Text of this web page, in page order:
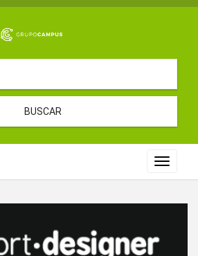
BUSCAR
Toggle